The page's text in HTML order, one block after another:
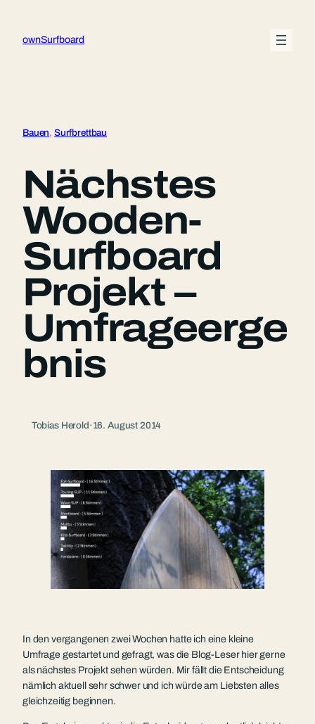
springen
ownSurfboard
Bauen, Surfbrettbau
Nächstes
Wooden-
Surfboard
Projekt –
Umfrageerge
bnis
Tobias Herold· 16. August 2014
In den vergangenen zwei Wochen hatte ich eine kleine
Umfrage gestartet und gefragt, was die Blog-Leser hier gerne
als nächstes Projekt sehen würden. Mir fällt die Entscheidung
nämlich aktuell sehr schwer und ich würde am Liebsten alles
gleichzeitig beginnen.